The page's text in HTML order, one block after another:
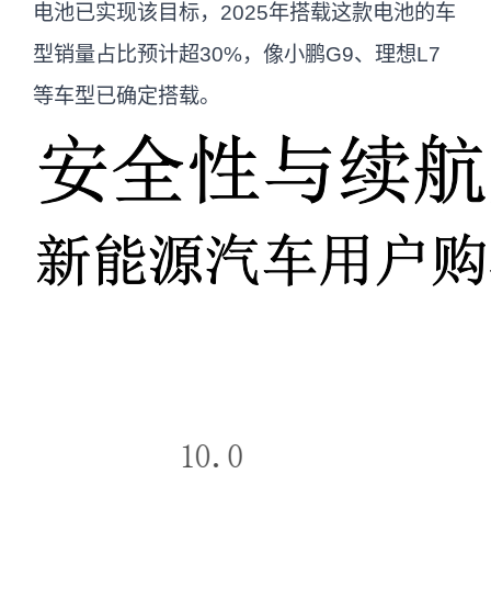
电池已实现该目标，2025年搭载这款电池的车
型销量占比预计超30%，像小鹏G9、理想L7
等车型已确定搭载。